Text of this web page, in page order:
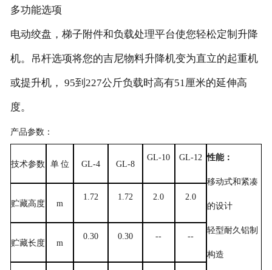
多功能选项
电动绞盘，梯子附件和负载处理平台使您轻松定制升降
机。吊杆选项将您的吉尼物料升降机变为直立的起重机
或提升机， 95到227公斤负载时高有51厘米的延伸高
度。
产品参数：
技术参数 单 位 GL-4 GL-8
GL-10 GL-12 性能：
移动式和紧凑
的设计
轻型耐久铝制
构造
贮藏高度 m
1.72 1.72 2.0 2.0
贮藏长度 m
0.30 0.30 -- --